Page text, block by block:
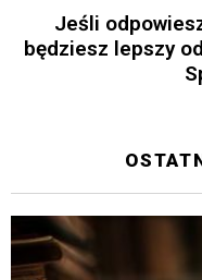
Jeśli
będziesz lepszy